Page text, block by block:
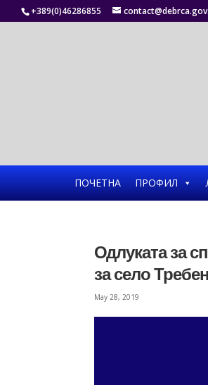
+389(0)46286855
ПОЧЕТНА ПРОФИЛ
Одлуката за
за село
May 28, 2019